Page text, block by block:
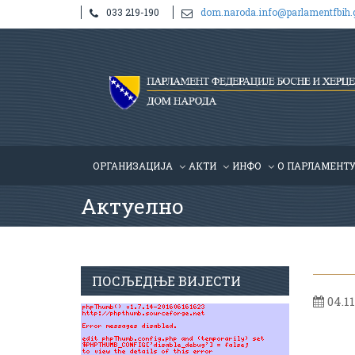
033 219-190
ОРГАНИЗАЦИЈА АКТИ ИНФО О ПАРЛАМЕНТУ
Актуелно
ПОСЉЕДЊЕ ВИЈЕСТИ